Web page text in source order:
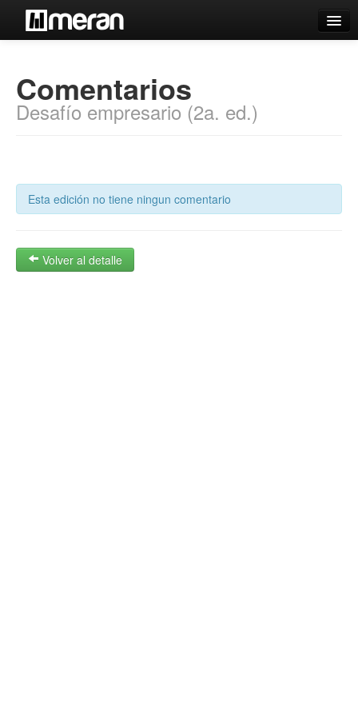
Búsqueda Avanzada
Estantes Virtuales
Contacto
Comentarios
Desafío empresario (2a. ed.)
Esta edición no tiene ningun comentario
Volver al detalle